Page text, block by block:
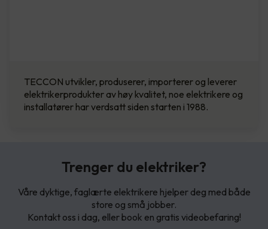
TECCON utvikler, produserer, importerer og leverer
elektrikerprodukter av høy kvalitet, noe elektrikere og
installatører har verdsatt siden starten i 1988.
Trenger du elektriker?
Våre dyktige, faglærte elektrikere hjelper deg med både
store og små jobber.
Kontakt oss i dag, eller book en gratis videobefaring!